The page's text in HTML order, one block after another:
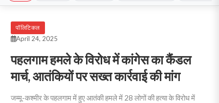
पॉलिटिकल
April 24, 2025
पहलगाम हमले के विरोध में कांगेस का कैंडल
मार्च, आतंकियों पर सख्त कार्रवाई की मांग
जम्मू-कश्मीर के पहलगाम में हुए आतंकी हमले में 28 लोगों की हत्या के विरोध में